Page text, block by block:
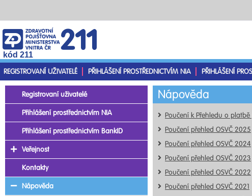
kód 211
REGISTROVANÍ UŽIVATELÉ
PŘIHLÁŠENÍ PROSTŘEDNICTVÍM NIA PŘIHLÁŠENÍ
Nápověda
Poučení k Přehledu o
Poučení přehled OSVČ 2025
Poučení přehled OSVČ 2024
Poučení přehled OSVČ 2023
Poučení přehled OSVČ 2022
Poučení přehled OSVČ 2021
Registrovaní uživatelé
Přihlášení prostřednictvím NIA
Přihlášení prostřednictvím BankID
Veřejnost
Kontakty
Nápověda